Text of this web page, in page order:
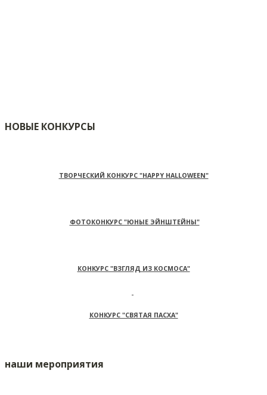
НОВЫЕ КОНКУРСЫ
ТВОРЧЕСКИЙ КОНКУРС "HAPPY HALLOWEEN"
ФОТОКОНКУРС "ЮНЫЕ ЭЙНШТЕЙНЫ"
КОНКУРС "ВЗГЛЯД ИЗ КОСМОСА"
КОНКУРС "СВЯТАЯ ПАСХА"
наши мероприятия